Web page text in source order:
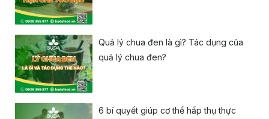
Quả lý chua đen là gì? Tác dụng của
quả lý chua đen?
6 bí quyết giúp cơ thể hấp thụ thực